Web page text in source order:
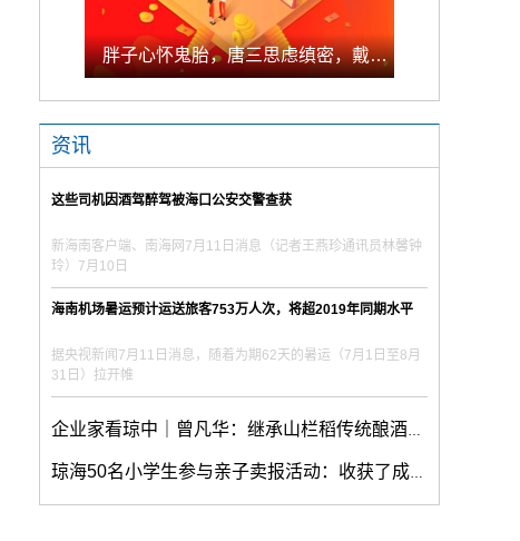
胖子心怀鬼胎，唐三思虑缜密，戴老大野心显露，风笑天乃真男人
资讯
这些司机因酒驾醉驾被海口公安交警查获
新海南客户端、南海网7月11日消息（记者王燕珍通讯员林馨钟
玲）7月10日
海南机场暑运预计运送旅客753万人次，将超2019年同期水平
据央视新闻7月11日消息，随着为期62天的暑运（7月1日至8月
31日）拉开帷
企业家看琼中｜曾凡华：继承山栏稻传统酿酒工艺 让“山栏酒”走向世界
琼海50名小学生参与亲子卖报活动：收获了成长和勇敢